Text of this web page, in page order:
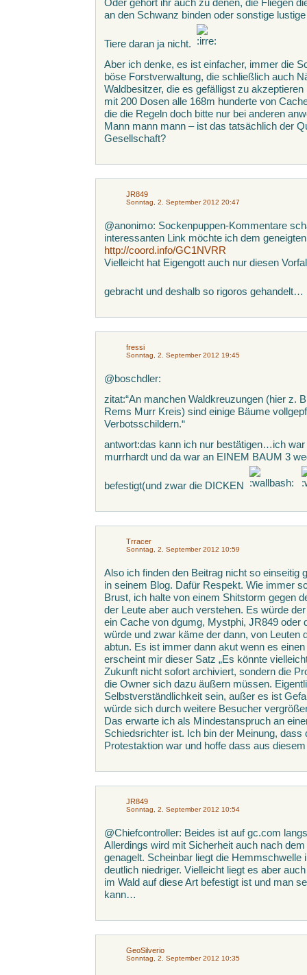
Oder gehört ihr auch zu denen, die Fliegen
an den Schwanz binden oder sonstige
Tiere daran ja nicht.
Aber ich denke, es ist einfacher, immer die
böse Forstverwaltung, die schließlich auch
Waldbesitzer, die es gefälligst zu
mit 200 Dosen alle 168m hunderte von
die die Regeln doch bitte nur bei anderen
Mann mann mann – ist das tatsächlich der
Gesellschaft?
JR849
Sonntag, 2. September 2012 20:47
@anonimo: Sockenpuppen-Kommentare
interessanten Link möchte ich dem
http://coord.info/GC1NVRR
Vielleicht hat Eigengott auch nur diesen
gebracht und deshalb so rigoros gehandelt…
fressi
Sonntag, 2. September 2012 19:45
@boschdler:
zitat:“An manchen Waldkreuzungen (hier z.
Rems Murr Kreis) sind einige Bäume
Verbotsschildern.“
antwort:das kann ich nur bestätigen…ich
murrhardt und da war an EINEM BAUM 3
befestigt(und zwar die DICKEN
Trracer
Sonntag, 2. September 2012 10:59
Also ich finden den Beitrag nicht so einseitig
in seinem Blog. Dafür Respekt. Wie immer
Brust, ich halte von einem Shitstorm gegen
der Leute aber auch verstehen. Es würde
ein Cache von dgumg, Mystphi, JR849 oder
würde und zwar käme der dann, von Leuten
abtun. Es ist immer dann akut wenn es
erscheint mir dieser Satz „Es könnte
Zukunft nicht sofort archiviert, sondern die
die Owner sich dazu äußern müssen.
Selbstverständlichkeit sein, außer es ist
würde sich durch weitere Besucher
Das erwarte ich als Mindestanspruch an
Schiedsrichter ist. Ich bin der Meinung, dass
Protestaktion war und hoffe dass aus
JR849
Sonntag, 2. September 2012 10:54
@Chiefcontroller: Beides ist auf gc.com
Allerdings wird mit Sicherheit auch nach
genagelt. Scheinbar liegt die Hemmschwelle
deutlich niedriger. Vielleicht liegt es aber
im Wald auf diese Art befestigt ist und man
kann…
GeoSilverio
Sonntag, 2. September 2012 10:35